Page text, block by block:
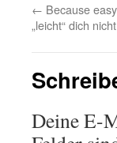
← Because
„leicht“ dich
Deine E-